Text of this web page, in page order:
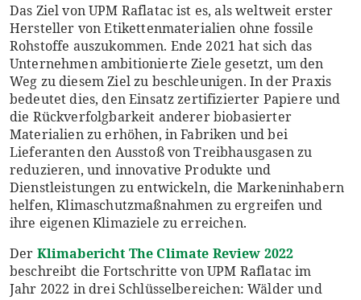
Das Ziel von UPM Raflatac ist es, als weltweit erster
Hersteller von Etikettenmaterialien ohne fossile
Rohstoffe auszukommen. Ende 2021 hat sich das
Unternehmen ambitionierte Ziele gesetzt, um den
Weg zu diesem Ziel zu beschleunigen. In der Praxis
bedeutet dies, den Einsatz zertifizierter Papiere und
die Rückverfolgbarkeit anderer biobasierter
Materialien zu erhöhen, in Fabriken und bei
Lieferanten den Ausstoß von Treibhausgasen zu
reduzieren, und innovative Produkte und
Dienstleistungen zu entwickeln, die Markeninhabern
helfen, Klimaschutzmaßnahmen zu ergreifen und
ihre eigenen Klimaziele zu erreichen.
Der Klimabericht The Climate Review 2022
beschreibt die Fortschritte von UPM Raflatac im
Jahr 2022 in drei Schlüsselbereichen: Wälder und